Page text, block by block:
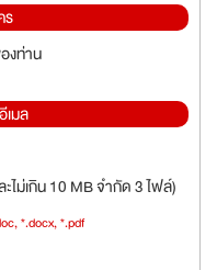
ร
งท่าน
มล
ไม่เกิน 10 MB จำกัด 3 ไฟล์)
*.docx, *.pdf